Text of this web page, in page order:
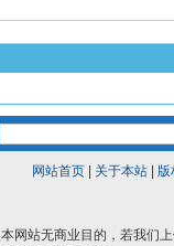
网站首页| 关于本站| 版
本网站无商业目的，若我们